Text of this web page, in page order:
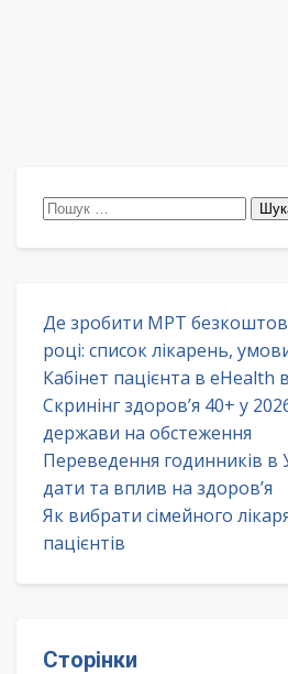
Пошук:
Де зробити МРТ
році: список лікарень,
Кабінет пацієнта в
Скринінг здоров’я 40+ у
держави на обстеження
Переведення годинників в
дати та вплив на здоров’я
Як вибрати сімейного
пацієнтів
Сторінки